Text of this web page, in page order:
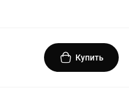
Купить